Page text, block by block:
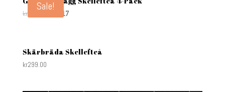
Sale!
kr149.00 49.17
Skärbräda Skellefteå
kr299.00